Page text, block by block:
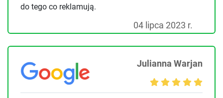
do tego co reklamują.
04 lipca 2023 r.
Julianna Warjan